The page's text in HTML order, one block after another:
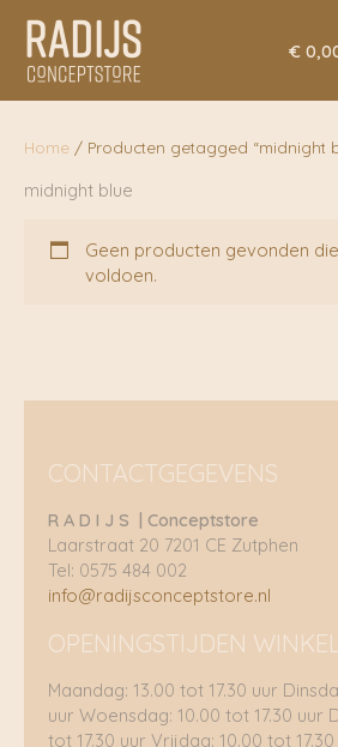
naar
inhoud
€
Home / Producten getagged “midnight
midnight blue
Geen producten gevonden
voldoen.
CONTACTGEGEVENS
R A D I J S | Conceptstore
Laarstraat 20 7201 CE Zutphen
Tel: 0575 484 002
info@radijsconceptstore.nl
OPENINGSTIJDEN WINKEL
Maandag: 13.00 tot 17.30 uur
uur Woensdag: 10.00 tot 17.30 uur
tot 17.30 uur Vrijdag: 10.00 tot